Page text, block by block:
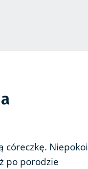
córeczkę. Niepokoi
po porodzie